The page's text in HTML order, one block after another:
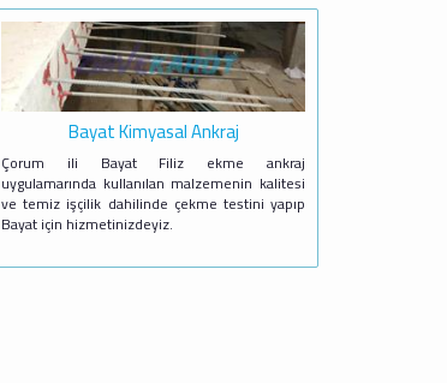
Bayat Kimyasal Ankraj
Çorum ili Bayat Filiz ekme ankraj
uygulamarında kullanılan malzemenin kalitesi
ve temiz işçilik dahilinde çekme testini yapıp
Bayat için hizmetinizdeyiz.